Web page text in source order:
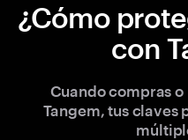
¿Cómo
con
Cuando compras
Tangem, tus claves